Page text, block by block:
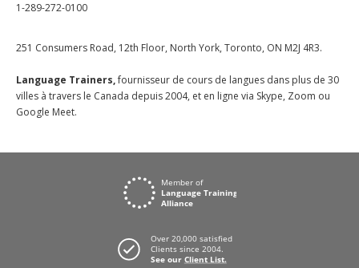
1-289-272-0100
251 Consumers Road, 12th Floor, North York, Toronto, ON M2J 4R3.
Language Trainers,fournisseur de cours de langues dans plus de 30
villes à travers le Canada depuis 2004, et en ligne via Skype, Zoom ou
Google Meet.